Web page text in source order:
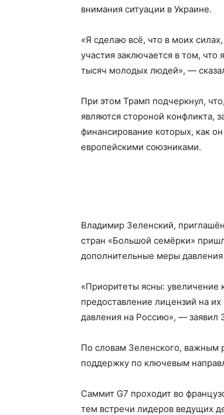
внимания ситуации в Украине.
«Я сделаю всё, что в моих
участия заключается в том,
тысяч молодых людей», —
При этом Трамп подчеркнул,
являются стороной конфликта,
финансирование которых, как
европейскими союзниками.
Владимир Зеленский,
стран «Большой семёрки»
дополнительные меры
«Приоритеты ясны: увеличение
предоставление лицензий на
давления на Россию», — заявил
По словам Зеленского, важным
поддержку по ключевым
Саммит G7 проходит во
тем встречи лидеров ведущих